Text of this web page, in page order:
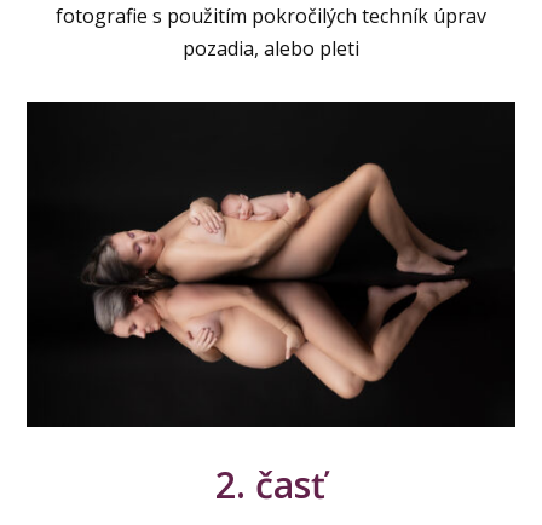
fotografie s použitím pokročilých techník úprav
pozadia, alebo pleti
2. časť